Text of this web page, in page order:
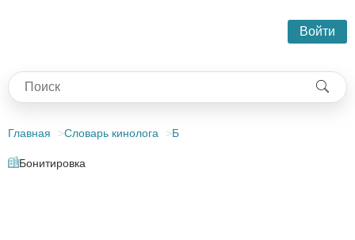
Войти
Главная Словарь кинолога Б
Бонитировка